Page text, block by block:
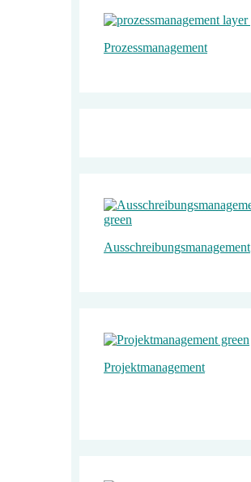
Prozess­­management
Ausschreibungs­­­­management
Projekt­­­manage­ment